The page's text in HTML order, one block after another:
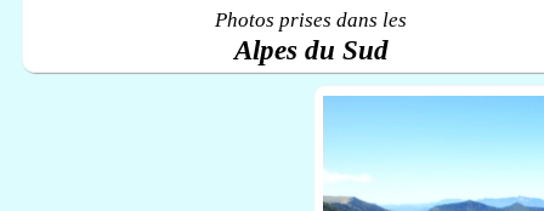
Photos prises dans les
Alpes du Sud